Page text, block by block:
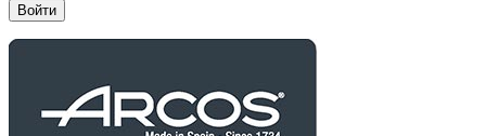
Войти